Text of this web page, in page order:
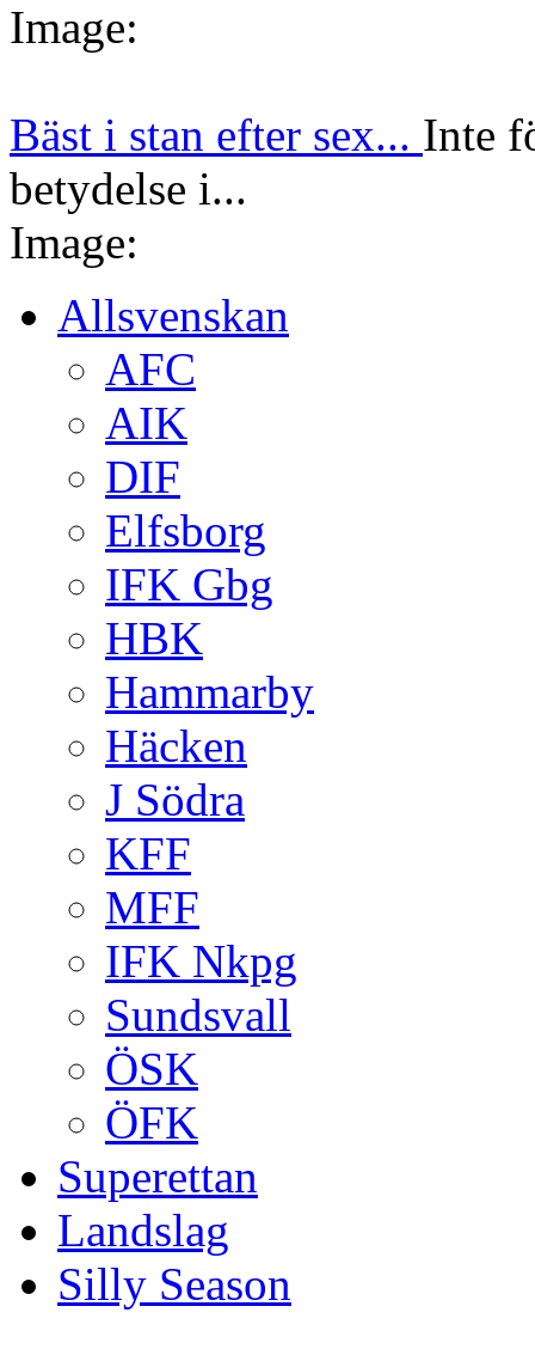
Image:
Bäst i stan efter sex... Inte
betydelse i...
Image:
Allsvenskan
AFC
AIK
DIF
Elfsborg
IFK Gbg
HBK
Hammarby
Häcken
J Södra
KFF
MFF
IFK Nkpg
Sundsvall
ÖSK
ÖFK
Superettan
Landslag
Silly Season